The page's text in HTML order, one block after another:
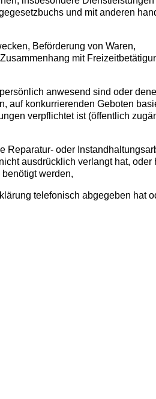
und mit anderen
Beförderung von Waren,
mit
anwesend sind oder
auf konkurrierenden Geboten
verpflichtet ist (öffentlich
Reparatur- oder
ausdrücklich verlangt hat, oder
werden,
telefonisch abgegeben hat